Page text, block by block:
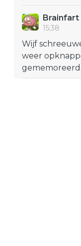
Brainfart
15:38
Wijf
weer
gememoreerd.